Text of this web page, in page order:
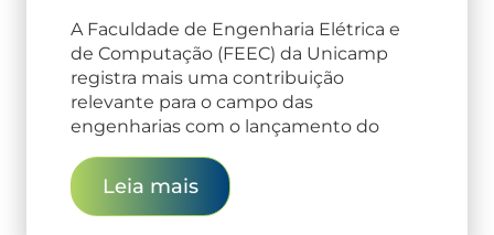
A Faculdade de Engenharia Elétrica e
de Computação (FEEC) da Unicamp
registra mais uma contribuição
relevante para o campo das
engenharias com o lançamento do
Leia mais